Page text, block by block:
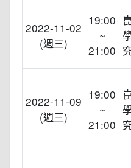
2022-11-02
(週三)
19:00
~
21:00
2022-11-09
(週三)
19:00
~
21:00